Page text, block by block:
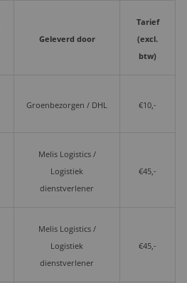
Geleverd door
Tarief
(excl.
btw)
Groenbezorgen / DHL €10,-
Melis Logistics /
Logistiek
dienstverlener
€45,-
Melis Logistics /
Logistiek
dienstverlener
€45,-